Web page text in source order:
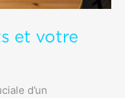
et votre
d’un